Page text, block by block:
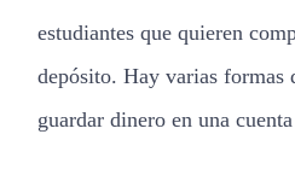
estudiantes que quieren
depósito. Hay varias formas
guardar dinero en una